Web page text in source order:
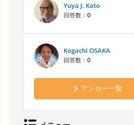
Yuya J. Kato
回答数： 0
Kogachi OSAKA
回答数： 0
アンカー一覧